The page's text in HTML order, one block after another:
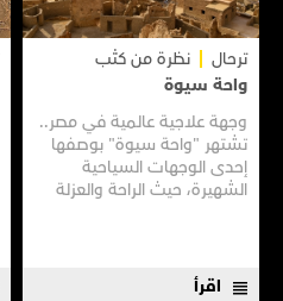
ترحال
نظرة من كثب
واحة سيوة
وجهة علاجية عالمية في مصر..
تشتهر "واحة سيوة" بوصفها
إحدى الوجهات السياحية
الشهيرة، حيث الراحة والعزلة
اقرأ